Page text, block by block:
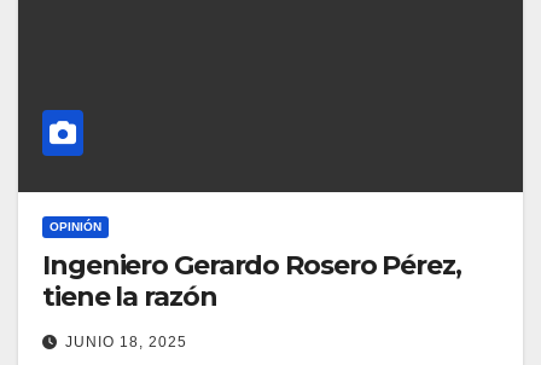
OPINIÓN
Ingeniero Gerardo Rosero Pérez,
tiene la razón
JUNIO 18, 2025